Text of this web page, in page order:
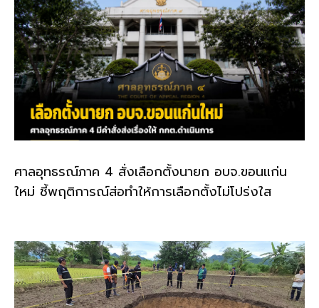
ศาลอุทธรณ์ภาค 4 สั่งเลือกตั้งนายก อบจ.ขอนแก่น
ใหม่ ชี้พฤติการณ์ส่อทำให้การเลือกตั้งไม่โปร่งใส